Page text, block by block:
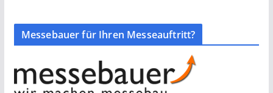
Messebauer für Ihren Messeauftritt?